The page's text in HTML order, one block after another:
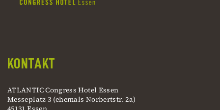
KONTAKT
ATLANTIC Congress Hotel Essen
Messeplatz 3 (ehemals Norbertstr. 2a)